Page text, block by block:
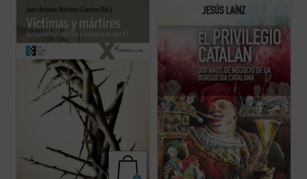
actual del martirio e imprescindible para
leer adecuadamente los signos de esos
tiempos y discernir el camino del futuro.
canonizando o reconociendo miles de ...
(ver ficha)
La intransigencia de los industriales
catalanes ante las reivindicaciones
cubanos fue la chispa que prendió la guerra
independentista. Y, tras el 98, pasaron en
un instante del más exaltado patriotismo ...
(ver ficha)